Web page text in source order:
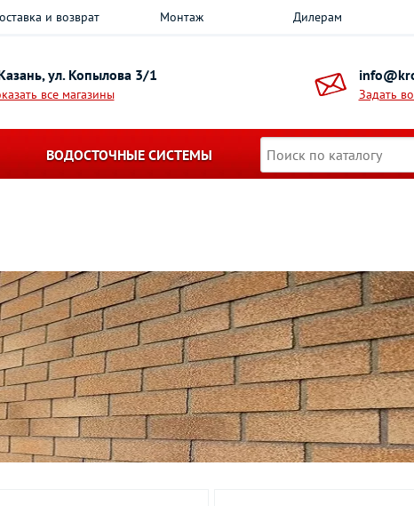
и возврат Монтаж Дилерам
ул. Копылова 3/1
все магазины Задать
ВОДОСТОЧНЫЕ СИСТЕМЫ